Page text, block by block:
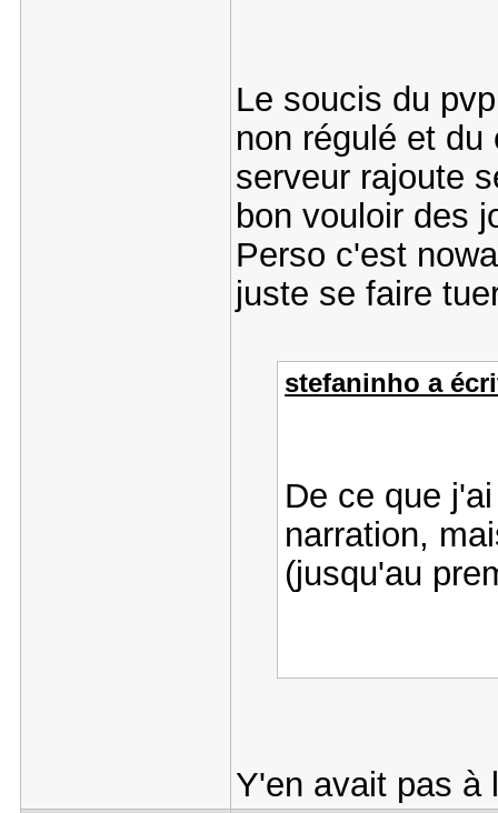
Le soucis du
non régulé et
serveur rajoute
bon vouloir des
Perso c'est
juste se faire
stefaninho a
De ce que
narration,
(jusqu'au
Y'en avait pas à